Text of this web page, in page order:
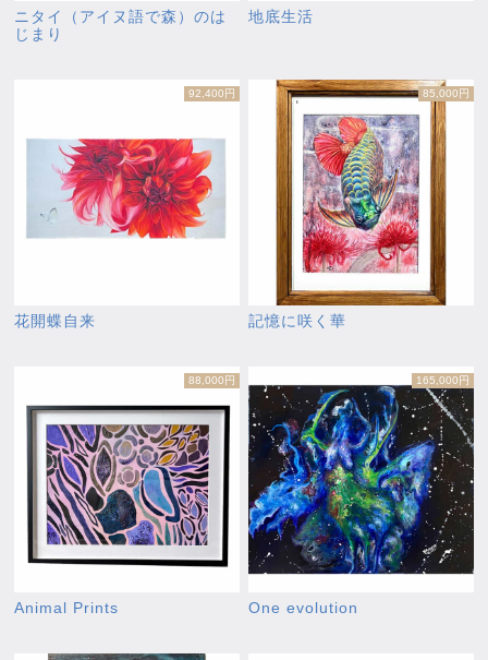
ニタイ（アイヌ語で森）のは
じまり
地底生活
92,400円
花開蝶自来
85,000円
記憶に咲く華
88,000円
Animal Prints
165,000円
One evolution